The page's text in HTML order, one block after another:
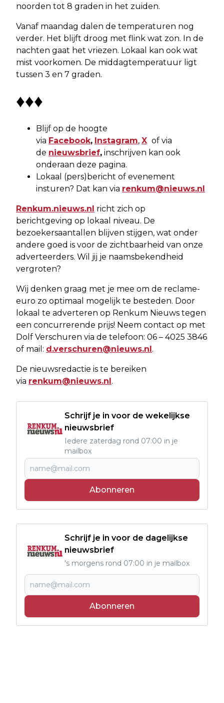
noorden tot 8 graden in het zuiden.
Vanaf maandag dalen de temperaturen nog
verder. Het blijft droog met flink wat zon. In de
nachten gaat het vriezen. Lokaal kan ook wat
mist voorkomen. De middagtemperatuur ligt
tussen 3 en 7 graden.
♦♦♦
Blijf op de hoogte
via Facebook, Instagram, X of via
de nieuwsbrief, inschrijven kan ook
onderaan deze pagina.
Lokaal (pers)bericht of evenement
insturen? Dat kan via renkum@nieuws.nl
Renkum.nieuws.nl richt zich op
berichtgeving op lokaal niveau. De
bezoekersaantallen blijven stijgen, wat onder
andere goed is voor de zichtbaarheid van onze
adverteerders. Wil jij je naamsbekendheid
vergroten?
Wij denken graag met je mee om de reclame-
euro zo optimaal mogelijk te besteden. Door
lokaal te adverteren op Renkum Nieuws tegen
een concurrerende prijs! Neem contact op met
Dolf Verschuren via de telefoon: 06 – 4025 3846
of mail: d.verschuren@nieuws.nl .
De nieuwsredactie is te bereiken
via renkum@nieuws.nl .
Schrijf je in voor de wekelijkse
nieuwsbrief
Iedere zaterdag rond 07:00 in je
mailbox
Abonneren
Schrijf je in voor de dagelijkse
nieuwsbrief
's morgens rond 07:00 in je mailbox
Abonneren